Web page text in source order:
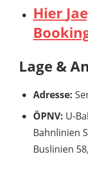
Hier
Lage &
Adresse:
ÖPNV: U-
Bahnlinien
Buslinien